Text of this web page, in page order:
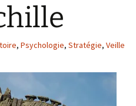
, Psychologie, Stratégie, Veille